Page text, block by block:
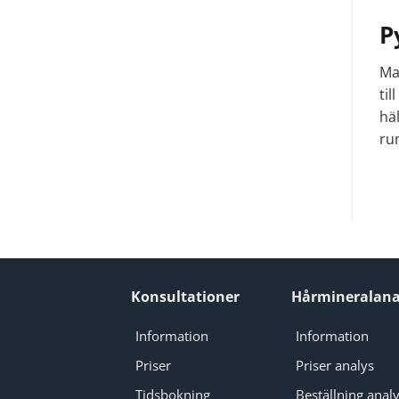
till
Konsultationer
Information
Priser
Tidsbokning
Information
Priser analys
Beställning